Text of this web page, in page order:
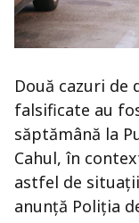
Două cazuri de
falsificate au
săptămână la
Cahul, în
astfel de
anunță Poliția